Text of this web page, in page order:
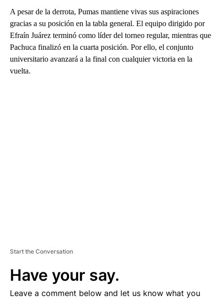
A pesar de la derrota, Pumas mantiene vivas sus aspiraciones
gracias a su posición en la tabla general. El equipo dirigido por
Efraín Juárez terminó como líder del torneo regular, mientras que
Pachuca finalizó en la cuarta posición. Por ello, el conjunto
universitario avanzará a la final con cualquier victoria en la
vuelta.
Start the Conversation
Have your say.
Leave a comment below and let us know what you